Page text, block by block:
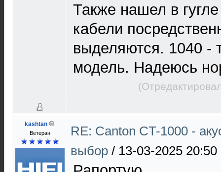
Также нашел в
кабели
выделяются. 1040 -
модель. Надеюсь
kashtan
Ветеран
RE: Canton CT-1000 -
выбор / 13-03-2025 20:50